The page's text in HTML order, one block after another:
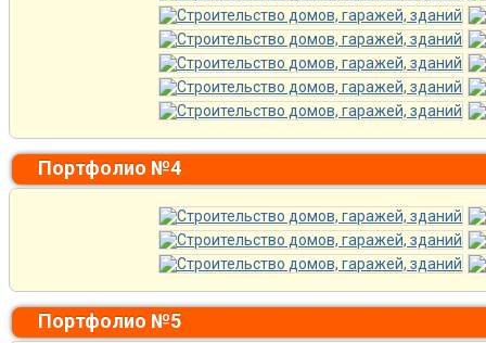
Портфолио №4
Портфолио №5